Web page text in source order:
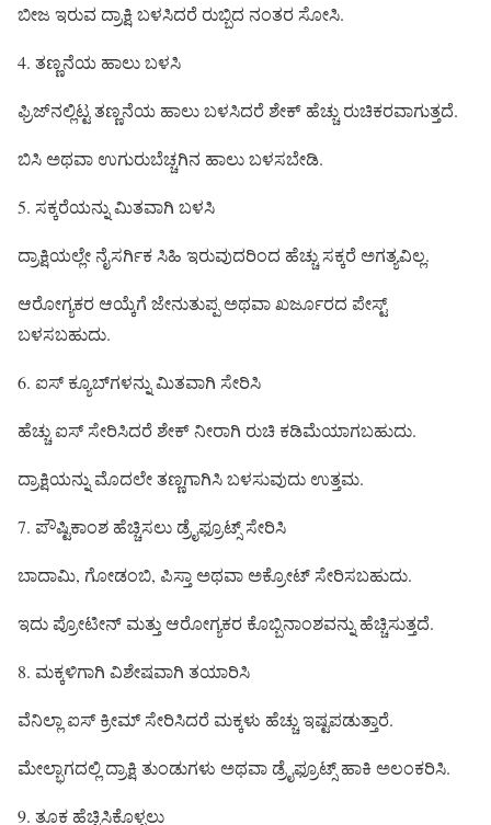
ಬೀಜ ಇರುವ ದ್ರಾಕ್ಷಿ ಬಳಸಿದರೆ ರುಬ್ಬಿದ ನಂತರ ಸೋಸಿ.
4. ತಣ್ಣನೆಯ ಹಾಲು ಬಳಸಿ
ಫ್ರಿಜ್‌ನಲ್ಲಿಟ್ಟ ತಣ್ಣನೆಯ ಹಾಲು ಬಳಸಿದರೆ ಶೇಕ್ ಹೆಚ್ಚು ರುಚಿಕರವಾಗುತ್ತದೆ.
ಬಿಸಿ ಅಥವಾ ಉಗುರುಬೆಚ್ಚಗಿನ ಹಾಲು ಬಳಸಬೇಡಿ.
5. ಸಕ್ಕರೆಯನ್ನು ಮಿತವಾಗಿ ಬಳಸಿ
ದ್ರಾಕ್ಷಿಯಲ್ಲೇ ನೈಸರ್ಗಿಕ ಸಿಹಿ ಇರುವುದರಿಂದ ಹೆಚ್ಚು ಸಕ್ಕರೆ ಅಗತ್ಯವಿಲ್ಲ.
ಆರೋಗ್ಯಕರ ಆಯ್ಕೆಗೆ ಜೇನುತುಪ್ಪ ಅಥವಾ ಖರ್ಜೂರದ ಪೇಸ್ಟ್
ಬಳಸಬಹುದು.
6. ಐಸ್ ಕ್ಯೂಬ್‌ಗಳನ್ನು ಮಿತವಾಗಿ ಸೇರಿಸಿ
ಹೆಚ್ಚು ಐಸ್ ಸೇರಿಸಿದರೆ ಶೇಕ್ ನೀರಾಗಿ ರುಚಿ ಕಡಿಮೆಯಾಗಬಹುದು.
ದ್ರಾಕ್ಷಿಯನ್ನು ಮೊದಲೇ ತಣ್ಣಗಾಗಿಸಿ ಬಳಸುವುದು ಉತ್ತಮ.
7. ಪೌಷ್ಟಿಕಾಂಶ ಹೆಚ್ಚಿಸಲು ಡ್ರೈಫ್ರೂಟ್ಸ್ ಸೇರಿಸಿ
ಬಾದಾಮಿ, ಗೋಡಂಬಿ, ಪಿಸ್ತಾ ಅಥವಾ ಅಕ್ರೋಟ್ ಸೇರಿಸಬಹುದು.
ಇದು ಪ್ರೋಟೀನ್ ಮತ್ತು ಆರೋಗ್ಯಕರ ಕೊಬ್ಬಿನಾಂಶವನ್ನು ಹೆಚ್ಚಿಸುತ್ತದೆ.
8. ಮಕ್ಕಳಿಗಾಗಿ ವಿಶೇಷವಾಗಿ ತಯಾರಿಸಿ
ವೆನಿಲ್ಲಾ ಐಸ್ ಕ್ರೀಮ್ ಸೇರಿಸಿದರೆ ಮಕ್ಕಳು ಹೆಚ್ಚು ಇಷ್ಟಪಡುತ್ತಾರೆ.
ಮೇಲ್ಭಾಗದಲ್ಲಿ ದ್ರಾಕ್ಷಿ ತುಂಡುಗಳು ಅಥವಾ ಡ್ರೈಫ್ರೂಟ್ಸ್ ಹಾಕಿ ಅಲಂಕರಿಸಿ.
9. ತೂಕ ಹೆಚ್ಚಿಸಿಕೊಳ್ಳಲು